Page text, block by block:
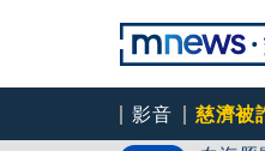
影音 慈濟被
白海